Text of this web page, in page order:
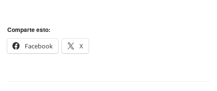
Comparte esto:
Facebook
X